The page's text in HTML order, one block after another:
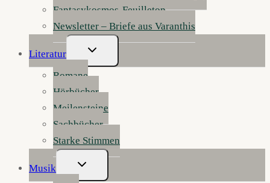
Fantasykosmos-Feuilleton
Newsletter – Briefe aus Varanthis
Literatur
Untermenü
Umschalten
Romane
Hörbücher
Meilensteine
Sachbücher
Starke Stimmen
Musik
Untermenü
Umschalten